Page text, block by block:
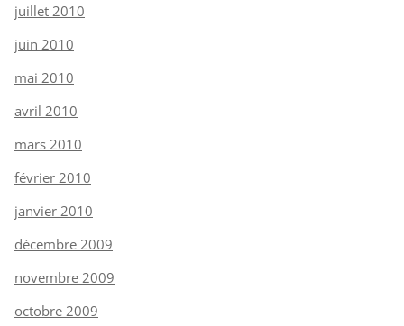
juillet 2010
juin 2010
mai 2010
avril 2010
mars 2010
février 2010
janvier 2010
décembre 2009
novembre 2009
octobre 2009